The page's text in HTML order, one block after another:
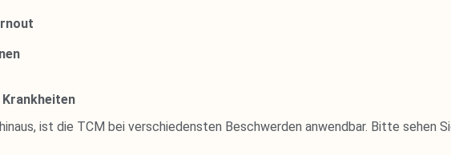
ist die TCM bei verschiedensten Beschwerden anwendbar. Bitte sehen